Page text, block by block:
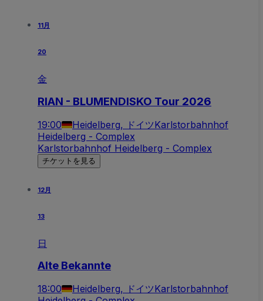
11月
20
金
RIAN - BLUMENDISKO Tour 2026
19:00 Heidelberg, ドイツKarlstorbahnhof
Heidelberg - Complex
Karlstorbahnhof Heidelberg - Complex
チケットを見る
12月
13
日
Alte Bekannte
18:00 Heidelberg, ドイツKarlstorbahnhof